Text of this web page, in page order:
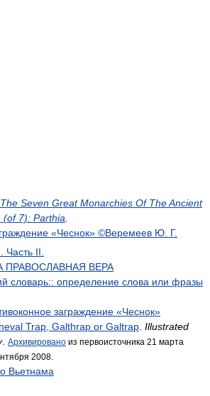
The Seven Great Monarchies Of The Ancient
(of 7): Parthia
«Чеснок» ©Веремеев Ю. Г.
Часть II.
ВЕРА
словарь:: определение слова или фразы
заграждение «Чеснок»
Trap, Galthrap or Galtrap Illustrated
. Архивировано из первоисточника 21 марта
2008.
Вьетнама